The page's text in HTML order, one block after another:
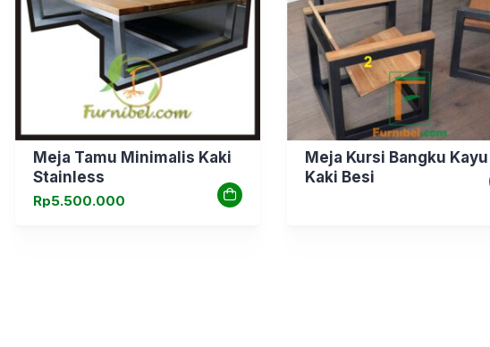
Meja Tamu Minimalis Kaki
Stainless
Rp5.500.000
Meja Kursi Bangku Kayu
Kaki Besi